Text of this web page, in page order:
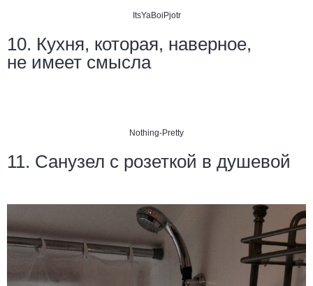
ItsYaBoiPjotr
10. Кухня, которая, наверное,
не имеет смысла
Nothing-Pretty
11. Санузел с розеткой в ​​душевой